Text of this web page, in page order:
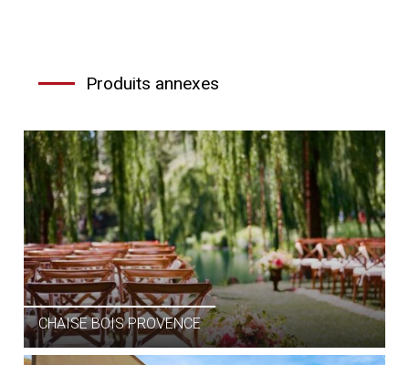
Produits annexes
CHAISE BOIS PROVENCE
PROJECTEURS LED DE
COULEUR